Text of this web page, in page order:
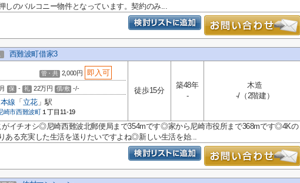
しのバルコニー物件となっています。契約のみ...
西難波町借家3
管・共 2,000円 即入可
保 - 礼 22万円 償/敷 -/-
線 「 立花」駅
崎市西難波町 １丁目11-19
徒歩15分
築48年
-
木造
-/（2階建）
がイチオシ◎尼崎西難波北郵便局まで354mです◎家から尼崎市役所まで368mです◎4Kの
ある充実した生活を送りたいですよね◎新しい生活を始...